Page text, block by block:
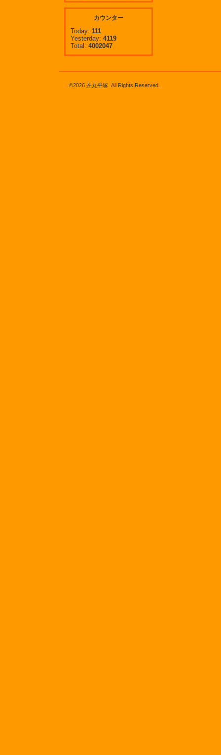
カウンター
Today: 111
Yesterday: 4119
Total: 4002047
©2026 丼丸平塚 . All Rights Reserved.